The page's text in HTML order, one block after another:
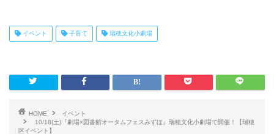
イベント 子育て 瑞穂文化小劇場
HOME
イベント
10/18(土)『劇場×図書館オータムフェスみずほ』瑞穂文化小劇場で開催！【瑞穂
区イベント】